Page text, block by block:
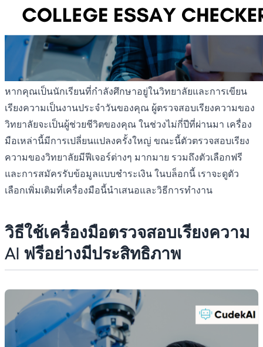
หากคุณเป็นนักเรียนที่กำลังศึกษาอยู่ในวิทยาลัยและการเขียน
เรียงความเป็นงานประจำวันของคุณ ผู้ตรวจสอบเรียงความของ
วิทยาลัยจะเป็นผู้ช่วยชีวิตของคุณ ในช่วงไม่กี่ปีที่ผ่านมา เครื่อง
มือเหล่านี้มีการเปลี่ยนแปลงครั้งใหญ่ ขณะนี้ตัวตรวจสอบเรียง
ความของวิทยาลัยมีฟีเจอร์ต่างๆ มากมาย รวมถึงตัวเลือกฟรี
และการสมัครรับข้อมูลแบบชำระเงิน ในบล็อกนี้ เราจะดูตัว
เลือกเพิ่มเติมที่เครื่องมือนี้นำเสนอและวิธีการทำงาน
วิธีใช้เครื่องมือตรวจสอบเรียงความ
AI ฟรีอย่างมีประสิทธิภาพ